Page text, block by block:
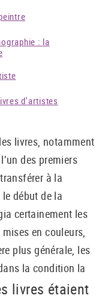
: la
d'artistes
livres, notamment
des premiers
à la
début de la
certainement les
en couleurs,
plus générale, les
la condition la
livres étaient